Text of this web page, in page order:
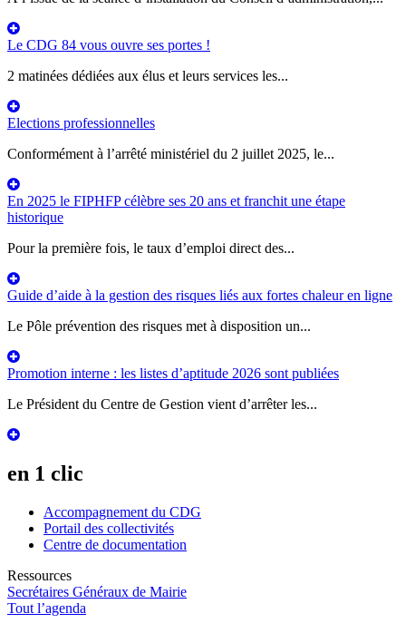
Le CDG 84 vous ouvre ses portes !
2 matinées dédiées aux élus et leurs services les...
Elections professionnelles
Conformément à l’arrêté ministériel du 2 juillet 2025, le...
En 2025 le FIPHFP célèbre ses 20 ans et franchit une étape
historique
Pour la première fois, le taux d’emploi direct des...
Guide d’aide à la gestion des risques liés aux fortes chaleur en ligne
Le Pôle prévention des risques met à disposition un...
Promotion interne : les listes d’aptitude 2026 sont publiées
Le Président du Centre de Gestion vient d’arrêter les...
en 1 clic
Accompagnement du CDG
Portail des collectivités
Centre de documentation
Ressources
Secrétaires Généraux de Mairie
Tout l’agenda